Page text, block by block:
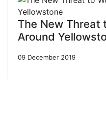
The New Threat
Around
09 December 2019